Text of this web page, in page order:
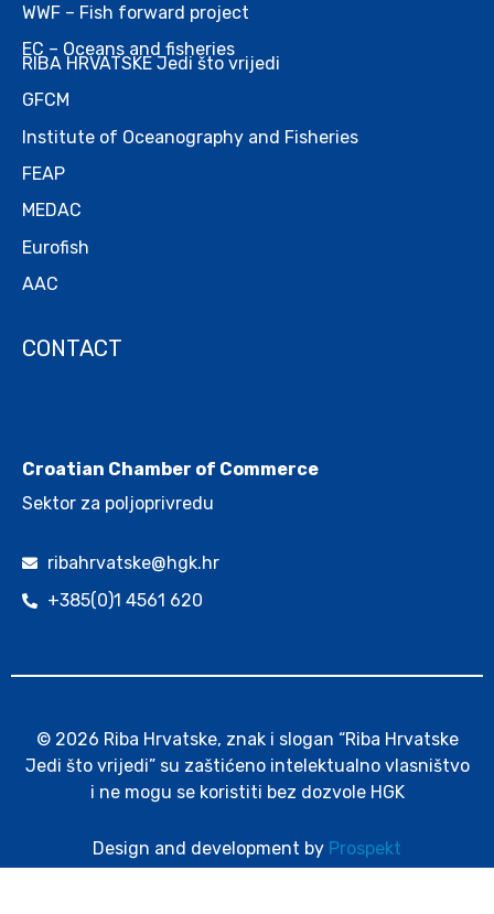
WWF – Fish forward project
EC – Oceans and fisheries
RIBA HRVATSKE Jedi što vrijedi
GFCM
Institute of Oceanography and Fisheries
FEAP
MEDAC
Eurofish
AAC
CONTACT
Croatian Chamber of Commerce
Sektor za poljoprivredu
ribahrvatske@hgk.hr
+385(0)1 4561 620
© 2026 Riba Hrvatske, znak i slogan “Riba Hrvatske
Jedi što vrijedi” su zaštićeno intelektualno vlasništvo
i ne mogu se koristiti bez dozvole HGK
Design and development by Prospekt